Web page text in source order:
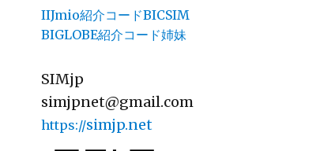
IIJmio紹介コードBICSIM
BIGLOBE紹介コード姉妹
SIMjp
simjpnet@gmail.com
https://simjp.net